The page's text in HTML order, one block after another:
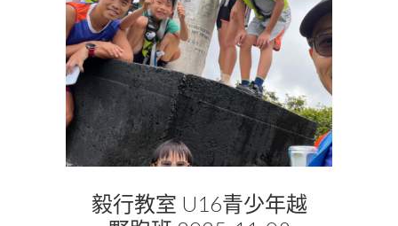
毅行教室 U16青少年越